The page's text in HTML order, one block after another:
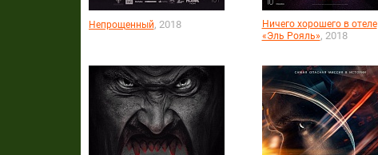
Непрощенный, 2018
Ничего хорошего в отеле
«Эль Рояль», 2018